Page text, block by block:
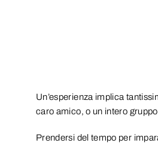
Un’esperienza implica
caro amico, o un intero
Prendersi del tempo per